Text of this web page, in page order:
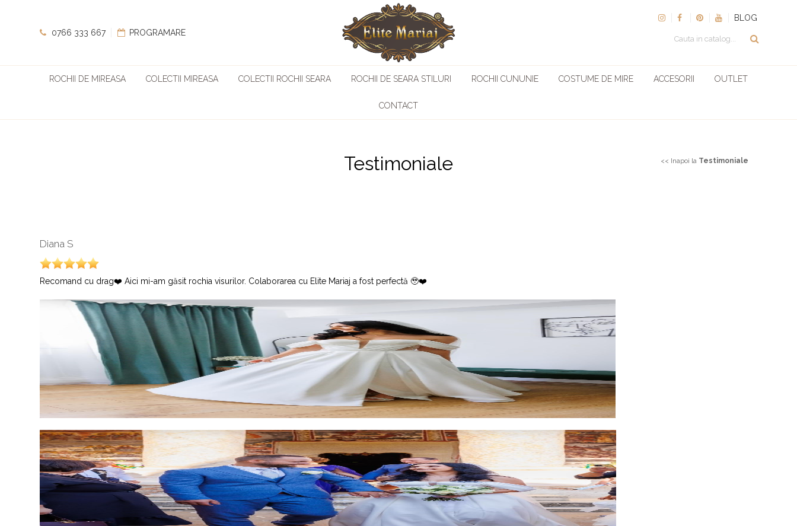
0766 333 667 PROGRAMARE
BLOG
ROCHII DE MIREASA COLECTII MIREASA COLECTII ROCHII SEARA ROCHII DE SEARA STILURI ROCHII CUNUNIE COSTUME DE MIRE ACCESORII OUTLET
CONTACT
Testimoniale << Inapoi la Testimoniale
Diana S
Recomand cu drag❤️ Aici mi-am găsit rochia visurilor. Colaborarea cu Elite Mariaj a fost perfectă 🥹❤️